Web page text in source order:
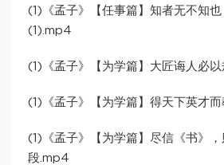
(1)《孟子》【任事篇】知者无不知
(1).mp4
(1)《孟子》【为学篇】大匠诲人必
(1)《孟子》【为学篇】得天下英才
(1)《孟子》【为学篇】尽信《书》
段.mp4